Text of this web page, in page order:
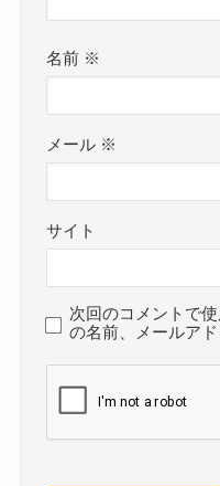
名前 ※
メール ※
サイト
次回のコメントで
の名前、メールア